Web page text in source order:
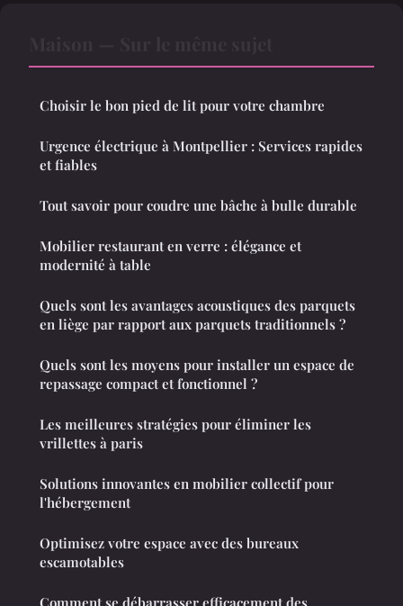
Choisir le bon pied de lit pour votre chambre
Urgence électrique à Montpellier : Services rapides
et fiables
Tout savoir pour coudre une bâche à bulle durable
Mobilier restaurant en verre : élégance et
modernité à table
Quels sont les avantages acoustiques des parquets
en liège par rapport aux parquets traditionnels ?
Quels sont les moyens pour installer un espace de
repassage compact et fonctionnel ?
Les meilleures stratégies pour éliminer les
vrillettes à paris
Solutions innovantes en mobilier collectif pour
l'hébergement
Optimisez votre espace avec des bureaux
escamotables